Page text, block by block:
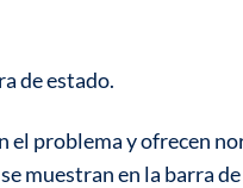
de estado.
el problema y ofrecen
muestran en la barra